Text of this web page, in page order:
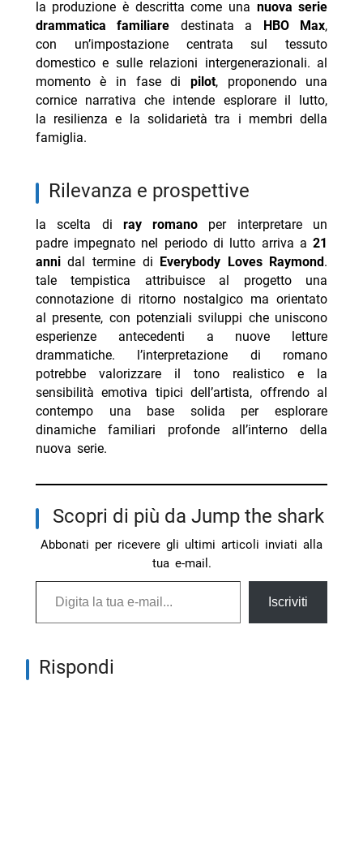
la produzione è descritta come una nuova serie
drammatica familiare destinata a HBO Max,
con un’impostazione centrata sul tessuto
domestico e sulle relazioni intergenerazionali. al
momento è in fase di pilot, proponendo una
cornice narrativa che intende esplorare il lutto,
la resilienza e la solidarietà tra i membri della
famiglia.
rilevanza e prospettive
la scelta di ray romano per interpretare un
padre impegnato nel periodo di lutto arriva a21
annidal termine di Everybody Loves Raymond .
tale tempistica attribuisce al progetto una
connotazione di ritorno nostalgico ma orientato
al presente, con potenziali sviluppi che uniscono
esperienze antecedenti a nuove letture
drammatiche. l’interpretazione di romano
potrebbe valorizzare il tono realistico e la
sensibilità emotiva tipici dell’artista, offrendo al
contempo una base solida per esplorare
dinamiche familiari profonde all’interno della
nuova serie.
Scopri di più da Jump the shark
Abbonati per ricevere gli ultimi articoli inviati alla
tua e-mail.
Digita la tua e-mail...
Iscriviti
Rispondi